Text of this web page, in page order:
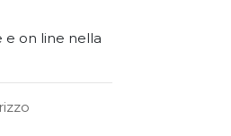
e on line nella